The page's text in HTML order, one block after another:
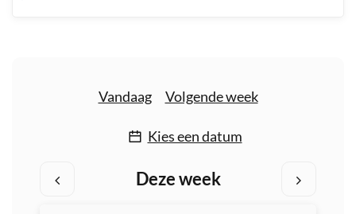
Vandaag Volgende week
Kies een datum
Deze week